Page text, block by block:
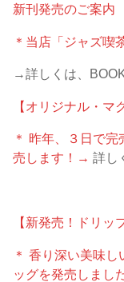
新刊発売のご案内
＊当店「ジャズ喫
→詳しくは、
【オリジナル・マ
＊ 昨年、３日で
売します！→詳し
【新発売！ドリッ
＊ 香り深い美味
ッグを発売しま